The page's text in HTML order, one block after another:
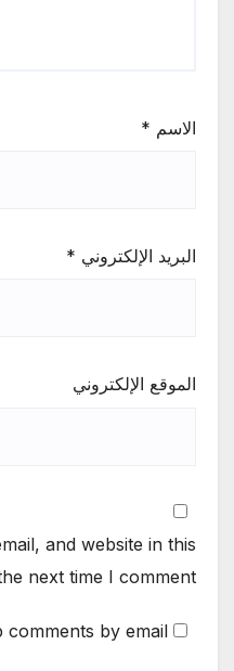
الاسم *
البريد الإلكتروني *
الموقع الإلكتروني
and website in this
next time I comment.
by email.